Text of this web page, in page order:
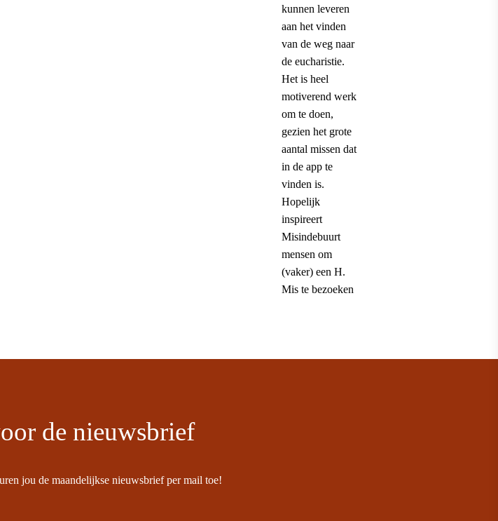
kunnen leveren
aan het vinden
van de weg naar
de eucharistie.
Het is heel
motiverend werk
om te doen,
gezien het grote
aantal missen dat
in de app te
vinden is.
Hopelijk
inspireert
Misindebuurt
mensen om
(vaker) een H.
Mis te bezoeken
de nieuwsbrief
jou de maandelijkse nieuwsbrief per mail toe!